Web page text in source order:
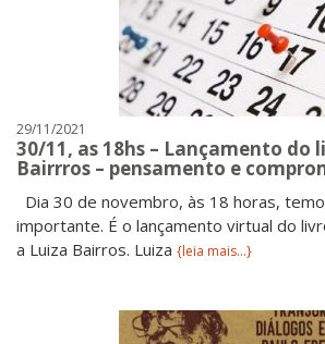
29/11/2021
30/11, as 18hs – Lançamento do
Bairrros – pensamento e
Dia 30 de novembro, às 18 horas,
importante. É o lançamento virtual do
a Luiza Bairros. Luiza {leia mais...}